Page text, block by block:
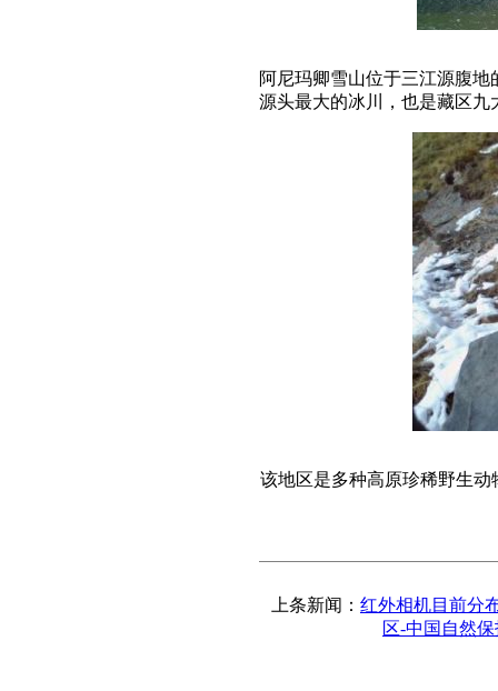
阿尼玛卿雪山位于三江源腹
源头最大的冰川，也是藏区九
该地区是多种高原珍稀野生动
上条新闻： 红外相机目前分
区-中国自然